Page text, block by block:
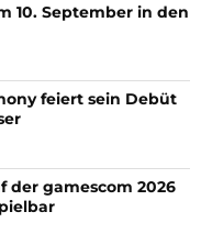
10. September in den
feiert sein Debüt
der gamescom 2026